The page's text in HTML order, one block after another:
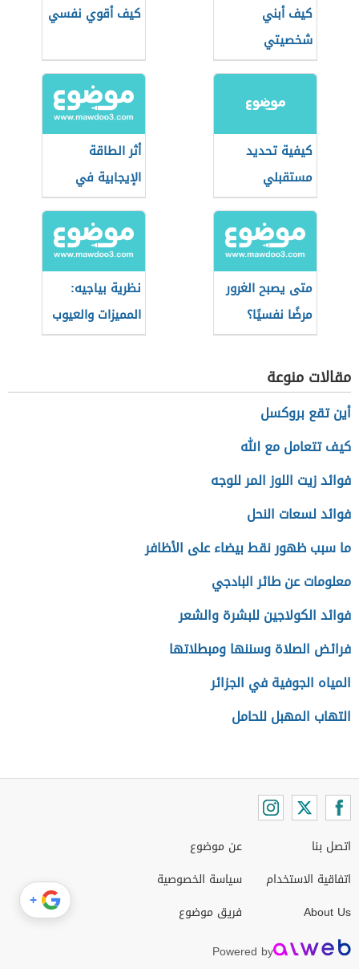
كيف أبني
شخصيتي
كيف أقوي نفسي
كيفية تحديد
مستقبلي
أثر الطاقة
الإيجابية في
كفاءة الفرد
متى يصبح الغرور
مرضًا نفسيًا؟
نظرية بياجيه:
المميزات والعيوب
مقالات منوعة
أين تقع بروكسل
كيف تتعامل مع الله
فوائد زيت اللوز المر للوجه
فوائد لسعات النحل
ما سبب ظهور نقط بيضاء على الأظافر
معلومات عن طائر البادجي
فوائد الكولاجين للبشرة والشعر
فرائض الصلاة وسننها ومبطلاتها
المياه الجوفية في الجزائر
التهاب المهبل للحامل
اتصل بنا
اتفاقية الاستخدام
About Us
عن موضوع
سياسة الخصوصية
فريق موضوع
Powered by
+